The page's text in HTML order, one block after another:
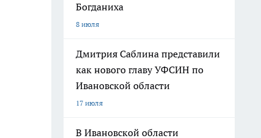
Богданиха
8 июля
Дмитрия Саблина представили
как нового главу УФСИН по
Ивановской области
17 июля
В Ивановской области